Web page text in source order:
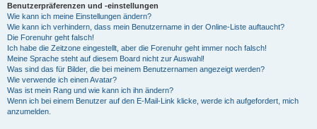
Benutzerpräferenzen und -einstellungen
Wie kann ich meine Einstellungen ändern?
Wie kann ich verhindern, dass mein Benutzername in der Online-Liste auftaucht?
Die Forenuhr geht falsch!
Ich habe die Zeitzone eingestellt, aber die Forenuhr geht immer noch falsch!
Meine Sprache steht auf diesem Board nicht zur Auswahl!
Was sind das für Bilder, die bei meinem Benutzernamen angezeigt werden?
Wie verwende ich einen Avatar?
Was ist mein Rang und wie kann ich ihn ändern?
Wenn ich bei einem Benutzer auf den E-Mail-Link klicke, werde ich aufgefordert, mich
anzumelden.